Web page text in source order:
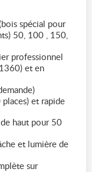
spécial pour
50, 100 , 150,
professionnel
et en
et rapide
haut pour 50
et lumière de
sur